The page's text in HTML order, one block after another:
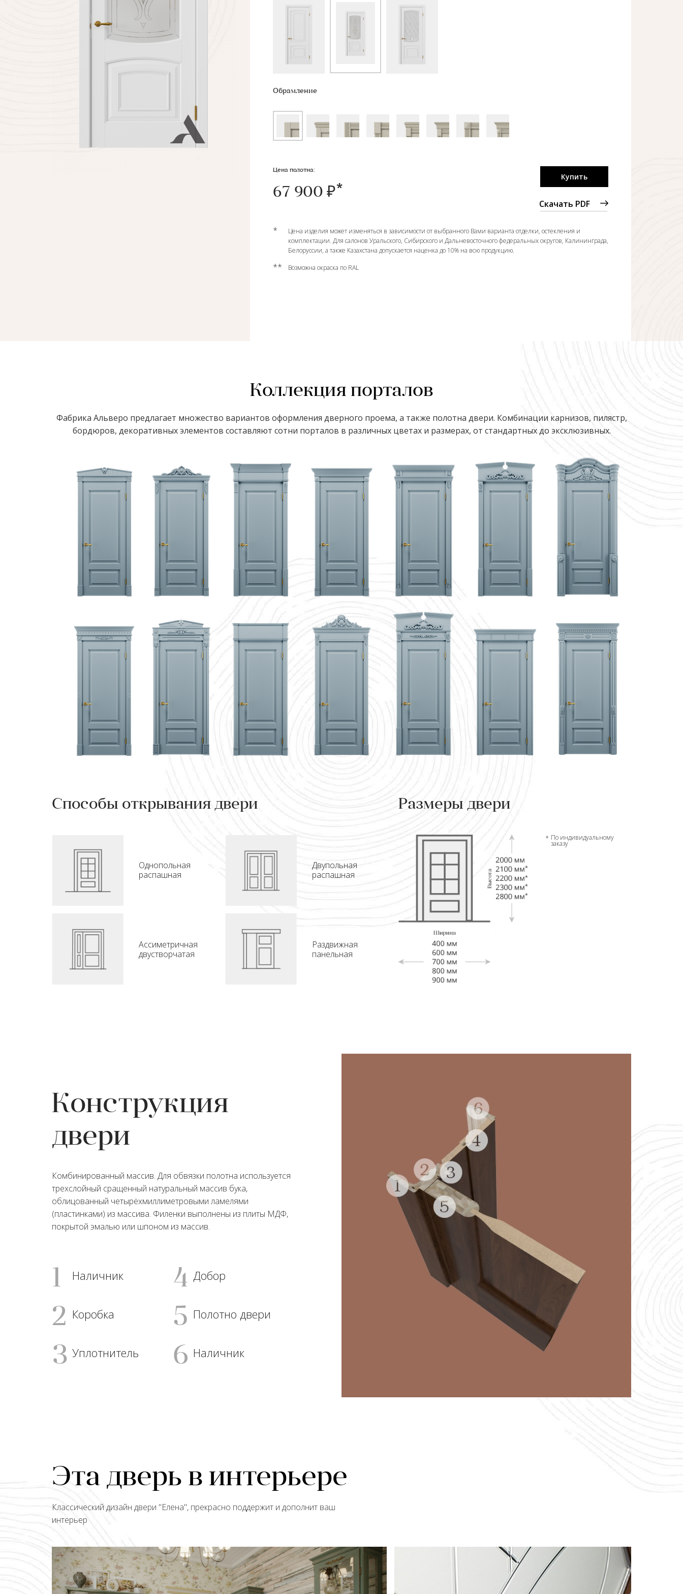
Обрамление
Купить
Скачать PDF
Цена полотна:
67 900 ₽
*
Цена изделия может изменяться в зависимости от выбранного Вами варианта отделки, остекления и
комплектации. Для салонов Уральского, Сибирского и Дальневосточного федеральных округов, Калининграда,
Белоруссии, а также Казахстана допускается наценка до 10% на всю продукцию.
** Возможна окраска по RAL
Коллекция порталов
Фабрика Альверо предлагает множество вариантов оформления дверного проема, а также полотна двери. Комбинации карнизов, пилястр,
бордюров, декоративных элементов составляют сотни порталов в различных цветах и размерах, от стандартных до эксклюзивных.
Способы открывания двери
Однопольная
распашная
Двупольная
распашная
Ассиметричная
двустворчатая
Раздвижная
панельная
Размеры двери
По индивидуальному
заказу
Конструкция
двери
Комбинированный массив. Для обвязки полотна используется
трехслойный сращенный натуральный массив бука,
облицованный четырёхмиллиметровыми ламелями
(пластинками) из массива. Филенки выполнены из плиты МДФ,
покрытой эмалью или шпоном из массив.
1 Наличник 4 Добор
2 Коробка 5 Полотно двери
3 Уплотнитель 6 Наличник
Эта дверь в интерьере
Классический дизайн двери "Елена", прекрасно поддержит и дополнит ваш
интерьер